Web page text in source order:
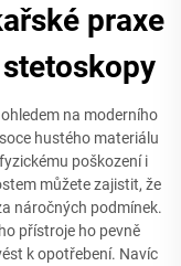
praxe
na moderního
hustého materiálu
poškození i
můžete zajistit, že
náročných podmínek.
přístroje ho pevně
k opotřebení. Navíc